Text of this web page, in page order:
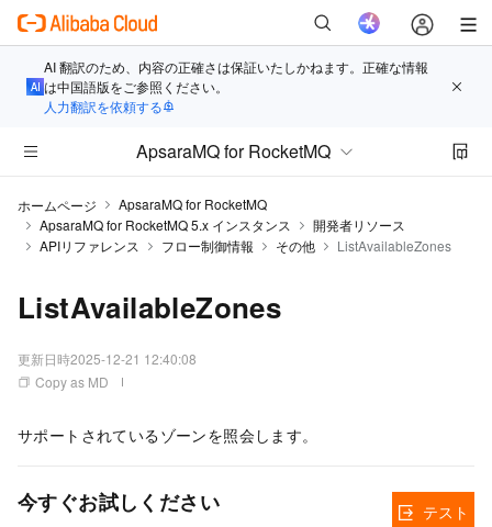
AI 翻訳のため、内容の正確さは保証いたしかねます。正確な情報
は中国語版をご参照ください。
人力翻訳を依頼する
ApsaraMQ for RocketMQ
ホームページ
ApsaraMQ for RocketMQ
ApsaraMQ for RocketMQ 5.x インスタンス
開発者リソース
APIリファレンス
フロー制御情報 その他 ListAvailableZones
ListAvailableZones
更新日時2025-12-21 12:40:08
Copy as MD
サポートされているゾーンを照会します。
今すぐお試しください テスト